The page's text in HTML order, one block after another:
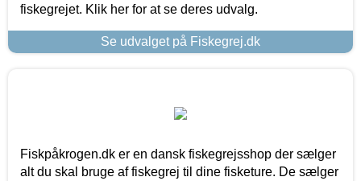
fiskegrejet. Klik her for at se deres udvalg.
Se udvalget på Fiskegrej.dk
Fiskpåkrogen.dk er en dansk fiskegrejsshop der sælger
alt du skal bruge af fiskegrej til dine fisketure. De sælger